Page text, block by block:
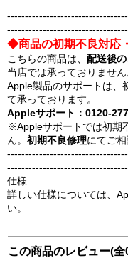
◆商品の初期不良対応
こちらの商品は、 配送後
当店では承っておりません
Apple製品のサポートは、
て承っております。
Appleサポート：0120-
※Appleサポートでは初期
ん。 初期不良修理にてご相
仕様
詳しい仕様については、
い。
この商品のレビュー(全